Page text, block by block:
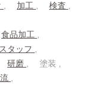
加工
検査
食品加工
タッフ
研磨
塗装